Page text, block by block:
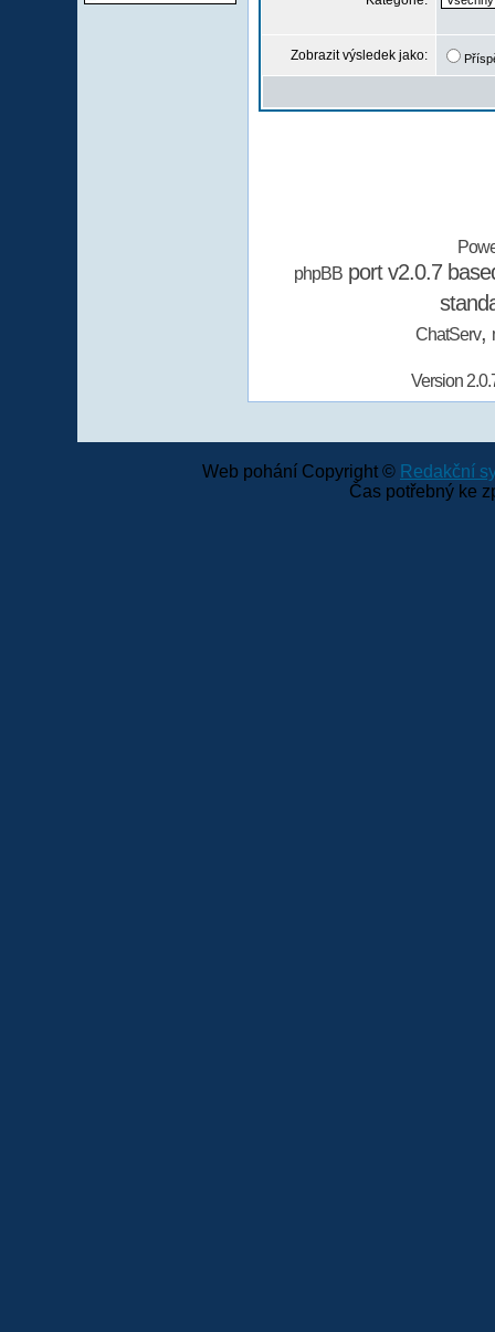
Zobrazit výsledek jako:
phpBBport v2.0.7
ChatServ,
Version
Web pohání Copyright © Redakční
Čas potřebný ke